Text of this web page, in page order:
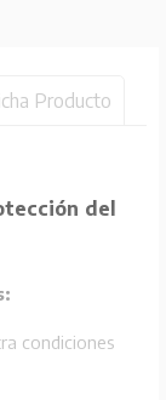
Producto
del
condiciones